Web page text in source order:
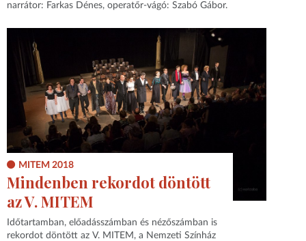
narrátor: Farkas Dénes, operatőr-vágó: Szabó Gábor.
MITEM 2018
Mindenben rekordot döntött
az V. MITEM
Időtartamban, előadásszámban és nézőszámban is
rekordot döntött az V. MITEM, a Nemzeti Színház